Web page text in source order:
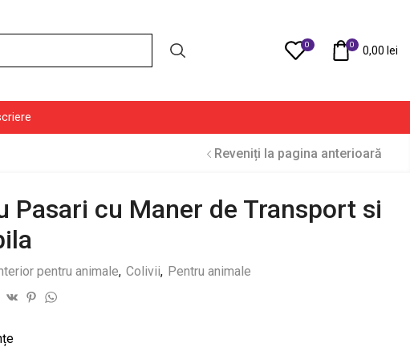
0 0 0,00 lei
Reveniți la pagina anterioară
Pasari cu Maner de Transport si
pentru animale, Colivii, Pentru animale